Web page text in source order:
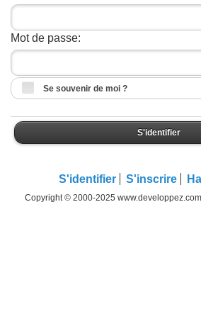
Mot de passe:
Se souvenir de moi ?
S'identifier
S'identifier S'inscrire
Copyright © 2000-2025